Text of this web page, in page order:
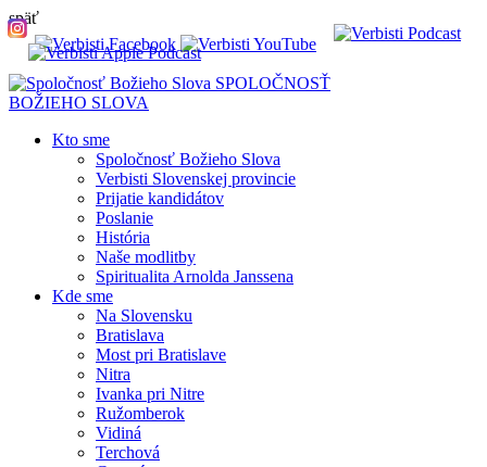
späť
SPOLOČNOSŤ
BOŽIEHO SLOVA
Kto sme
Spoločnosť Božieho Slova
Verbisti Slovenskej provincie
Prijatie kandidátov
Poslanie
História
Naše modlitby
Spiritualita Arnolda Janssena
Kde sme
Na Slovensku
Bratislava
Most pri Bratislave
Nitra
Ivanka pri Nitre
Ružomberok
Vidiná
Terchová